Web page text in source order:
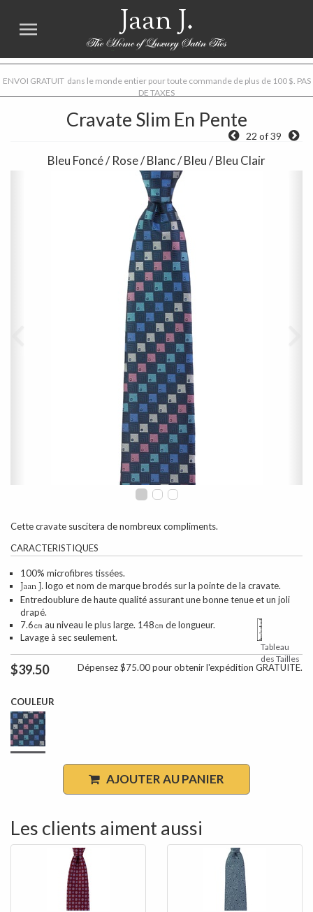
Jaan J.
ENVOI GRATUIT dans le monde entier pour toute commande de plus de 100 $. PAS
DE TAXES
Cravate Slim En Pente
22 of 39
Bleu Foncé / Rose / Blanc / Bleu / Bleu Clair
Previous
Cette cravate suscitera de nombreux compliments.
CARACTERISTIQUES
100% microfibres tissées.
Jaan J.logo et nom de marque brodés sur la pointe de la cravate.
Entredoublure de haute qualité assurant une bonne tenue et un joli
drapé.
7.6㎝ au niveau le plus large. 148㎝ de longueur.
Tableau
des Tailles
Lavage à sec seulement.
$39.50 Dépensez $75.00 pour obtenir l'expédition GRATUITE.
COULEUR
AJOUTER AU PANIER
Les clients aiment aussi